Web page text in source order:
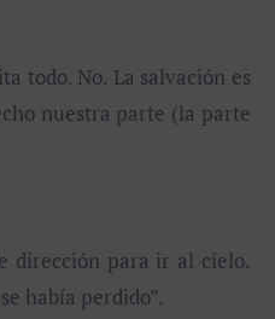
todo. No. La salvación es
nuestra parte (la parte
dirección para ir al cielo.
había perdido”.